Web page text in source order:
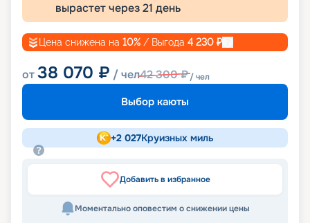
вырастет через21 день
Цена снижена на 10% / Выгода 4 230 ₽
от38 070 ₽ / чел42 300₽/ чел
Выбор каюты
+2 027Круизных миль
Добавить в избранное
Моментально оповестим о снижении цены